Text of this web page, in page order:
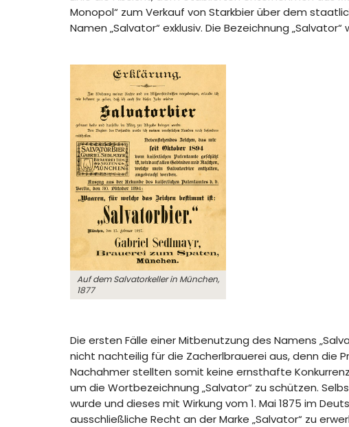
Monopol“ zum Verkauf von Starkbier über dem
Namen „Salvator“ exklusiv. Die Bezeichnung
Auf dem Salvatorkeller in München,
1877
Die ersten Fälle einer Mitbenutzung des Namens
nicht nachteilig für die Zacherlbrauerei aus, denn die
Nachahmer stellten somit keine ernsthafte
um die Wortbezeichnung „Salvator“ zu schützen.
wurde und dieses mit Wirkung vom 1. Mai 1875 im
ausschließliche Recht an der Marke „Salvator“ zu